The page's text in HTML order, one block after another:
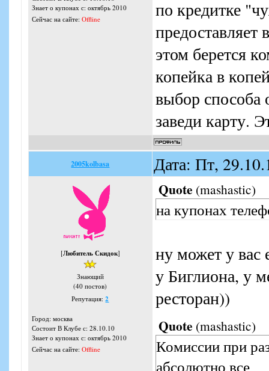
Знает о купонах с: октябрь 2010
Сейчас на сайте: Offline
по кредитке
этом берется
копейка в
выбор способа
заведи карту.
2005kolbasa Дата: Пт,
[Любитель Скидок]
Знающий
(40 постов)
Репутация:2
Город: москва
Состоит В Клубе с: 28.10.10
Знает о купонах с: октябрь 2010
Сейчас на сайте: Offline
Quote (mashastic)
на купонах
ну может у вас
у Биглиона, у
ресторан))
Quote (mashastic)
Комиссии при
абсолютно все